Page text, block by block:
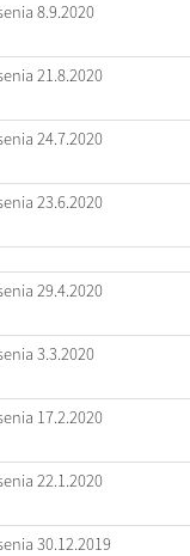
8.9.2020
21.8.2020
24.7.2020
23.6.2020
29.4.2020
3.3.2020
17.2.2020
22.1.2020
30.12.2019